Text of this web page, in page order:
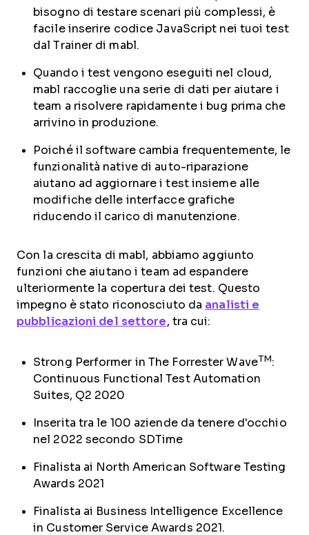
bisogno di testare scenari più complessi, è
facile inserire codice JavaScript nei tuoi test
dal Trainer di mabl.
Quando i test vengono eseguiti nel cloud,
mabl raccoglie una serie di dati per aiutare i
team a risolvere rapidamente i bug prima che
arrivino in produzione.
Poiché il software cambia frequentemente, le
funzionalità native di auto-riparazione
aiutano ad aggiornare i test insieme alle
modifiche delle interfacce grafiche
riducendo il carico di manutenzione.
Con la crescita di mabl, abbiamo aggiunto
funzioni che aiutano i team ad espandere
ulteriormente la copertura dei test. Questo
impegno è stato riconosciuto da analisti e
pubblicazioni del settore, tra cui:
Strong Performer in The Forrester WaveTM:
Continuous Functional Test Automation
Suites, Q2 2020
Inserita tra le 100 aziende da tenere d'occhio
nel 2022 secondo SDTime
Finalista ai North American Software Testing
Awards 2021
Finalista ai Business Intelligence Excellence
in Customer Service Awards 2021.